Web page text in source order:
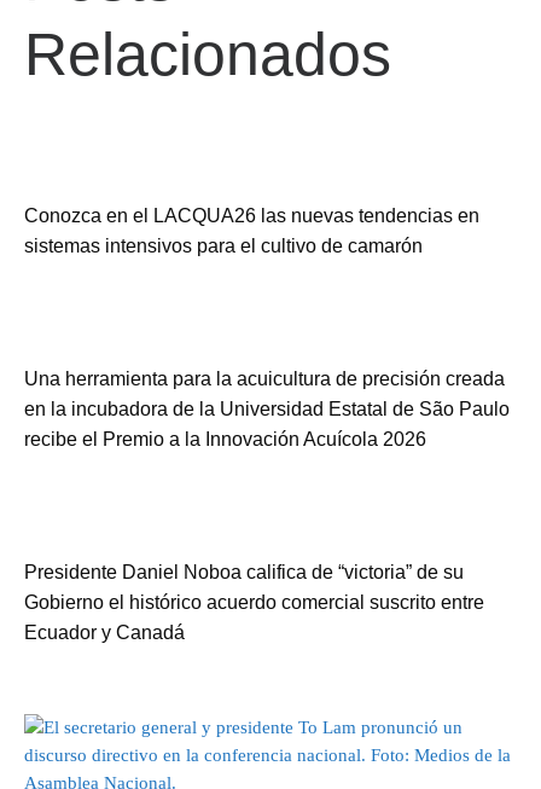
Relacionados
Conozca en el LACQUA26 las nuevas tendencias en
sistemas intensivos para el cultivo de camarón
Una herramienta para la acuicultura de precisión creada
en la incubadora de la Universidad Estatal de São Paulo
recibe el Premio a la Innovación Acuícola 2026
Presidente Daniel Noboa califica de “victoria” de su
Gobierno el histórico acuerdo comercial suscrito entre
Ecuador y Canadá